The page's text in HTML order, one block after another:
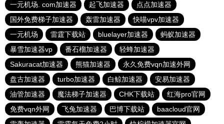
一元机场. com加速器
起飞加速器
点点加速器
国外免费梯子加速器
轰雷加速器
快喵vpv加速器
一元机场
雷霆下载站 bluelayer加速器
蚂蚁加速器
暴雪加速器vp
番石榴加速器
轻蜂加速器
Sakuracat加速器
熊猫加速器
永久免费vqn加速外网
盘古加速器
turbo加速器 白鲸加速器
安易加速器
油管加速器
魔法梯子加速器 CHK下载站
红海pro官网
免费vqn外网
飞兔加速器 巴博下载站
baacloud官网